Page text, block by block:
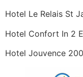
Hotel Le Relais St
Hotel Confort In 2
Hotel Jouvence